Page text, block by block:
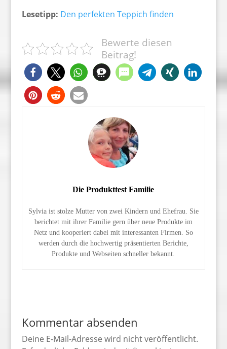
Lesetipp: Den perfekten Teppich finden
Bewerte diesen
Beitrag!
Die Produkttest Familie
Sylvia ist stolze Mutter von zwei Kindern und Ehefrau. Sie
berichtet mit ihrer Familie gern über neue Produkte im
Netz und kooperiert dabei mit interessanten Firmen. So
werden durch die hochwertig präsentierten Berichte,
Produkte und Webseiten schneller bekannt.
Kommentar absenden
Deine E-Mail-Adresse wird nicht veröffentlicht.